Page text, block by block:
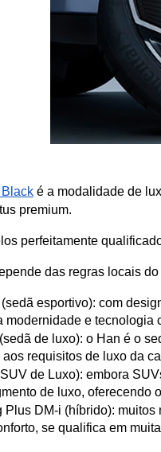
é a modalidade de
premium.
perfeitamente
das regras locais
esportivo): com
modernidade e tecnologia
de luxo): o Han é o
requisitos de luxo da
de Luxo): embora
de luxo, oferecendo
Plus DM-i (híbrido):
se qualifica em